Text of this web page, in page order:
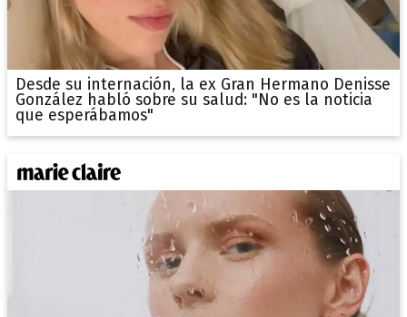
Desde su internación, la ex Gran Hermano Denisse
González habló sobre su salud: "No es la noticia
que esperábamos"